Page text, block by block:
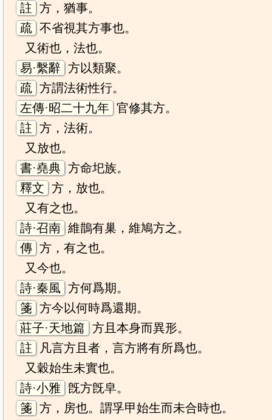
註 方，猶事。
疏 不省視其方事也。
又術也，法也。
易·繫辭 方以類聚。
疏 方謂法術性行。
左傳·昭二十九年 官修其方。
註 方，法術。
又放也。
書·堯典 方命圯族。
釋文 方，放也。
又有之也。
詩·召南 維鵲有巢，維鳩方之。
傳 方，有之也。
又今也。
詩·秦風 方何爲期。
箋 方今以何時爲還期。
莊子·天地篇 方且本身而異形。
註
凡言方且者，言方將有所爲也。
又穀始生未實也。
詩·小雅 旣方旣皁。
箋 方，房也。謂孚甲始生而未合時也。